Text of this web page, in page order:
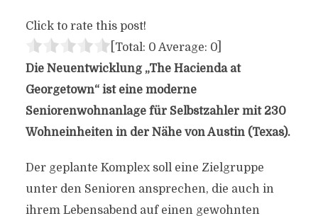
Click to rate this post!
[Total: 0 Average: 0]
Die Neuentwicklung „The Hacienda at
Georgetown“ ist eine moderne
Seniorenwohnanlage für Selbstzahler mit 230
Wohneinheiten in der Nähe von Austin (Texas).
Der geplante Komplex soll eine Zielgruppe
unter den Senioren ansprechen, die auch in
ihrem Lebensabend auf einen gewohnten